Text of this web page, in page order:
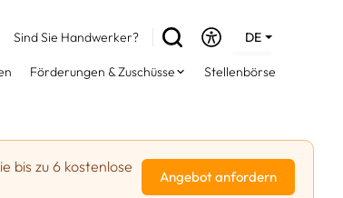
Sind Sie Handwerker?
DE
EN
Förderungen & Zuschüsse Stellenbörse
bis zu 6 kostenlose
Angebot anfordern